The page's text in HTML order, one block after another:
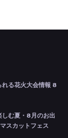
れる花火大会情報 8
しむ夏・8月のお出
スカットフェス